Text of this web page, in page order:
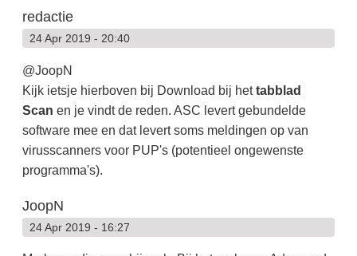
redactie
24 Apr 2019 - 20:40
@JoopN
Kijk ietsje hierboven bij Download bij hettabblad
Scan en je vindt de reden. ASC levert gebundelde
software mee en dat levert soms meldingen op van
virusscanners voor PUP's (potentieel ongewenste
programma's).
JoopN
24 Apr 2019 - 16:27